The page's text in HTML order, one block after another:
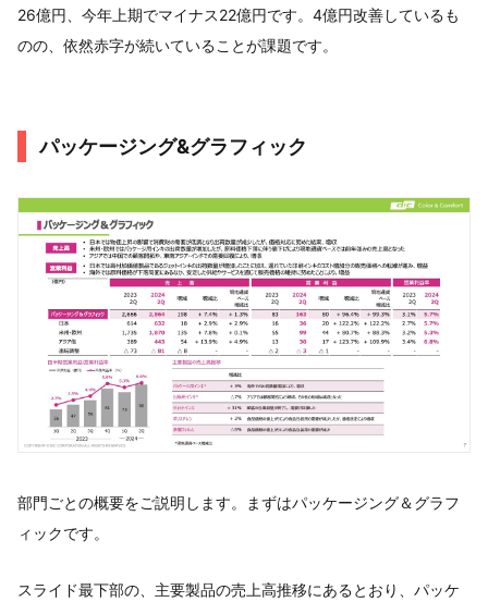
26億円、今年上期でマイナス22億円です。4億円改善しているも
のの、依然赤字が続いていることが課題です。
パッケージング&グラフィック
部門ごとの概要をご説明します。まずはパッケージング＆グラフ
ィックです。
スライド最下部の、主要製品の売上高推移にあるとおり、パッケ